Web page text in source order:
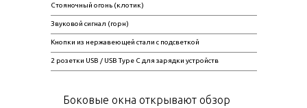
2 розетки USB / USB Type C для зарядки устройств
Кнопки из нержавеющей стали с подсветкой
Звуковой сигнал (горн)
Стояночный огонь (клотик)
Боковые окна открывают обзор